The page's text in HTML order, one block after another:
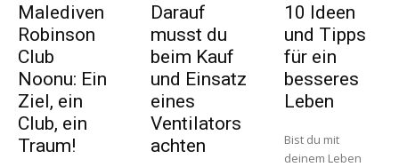
Malediven
Robinson
Club
Noonu: Ein
Ziel, ein
Club, ein
Traum!
Darauf
musst du
beim Kauf
und Einsatz
eines
Ventilators
achten
10 Ideen
und Tipps
für ein
besseres
Leben
Bist du mit
deinem Leben